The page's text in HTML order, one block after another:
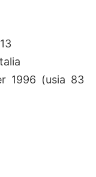
1996 (usia 83